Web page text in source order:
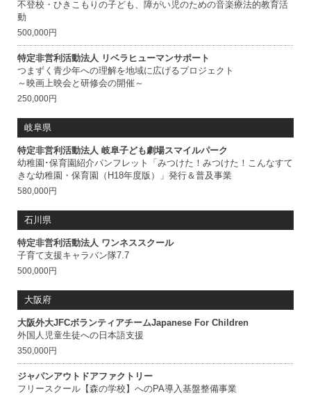
不登校・ひきこもりの子ども、障がい児のための音楽療法的教育活
動
500,000円
特定非営利活動法人 リベラヒューマンサポート
つまずく青少年への理解を地域に広げるプロジェクト
～映画上映会と研修会の開催～
250,000円
岐阜県
特定非営利活動法人 岐阜子ども劇場スマイルパーク
幼稚園･保育園紹介パンフレット「みつけた！みつけた！こんなすて
きな幼稚園・保育園（H18年度版）」発行＆普及事業
580,000円
石川県
特定非営利活動法人 ワンネススクール
子育て支援キャラバン隊7.7
500,000円
大阪府
大阪外大JFCボランティアチームJapanese For Children
外国人児童生徒への日本語支援
350,000円
ジャパンアウトドアファクトリー
フリースクール【森の学校】へのPA導入基盤整備事業